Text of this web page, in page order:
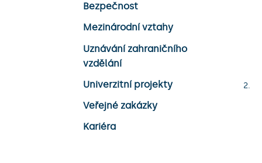
Bezpečnost
Mezinárodní vztahy
Uznávání zahraničního
vzdělání
Univerzitní projekty
Veřejné zakázky
Kariéra